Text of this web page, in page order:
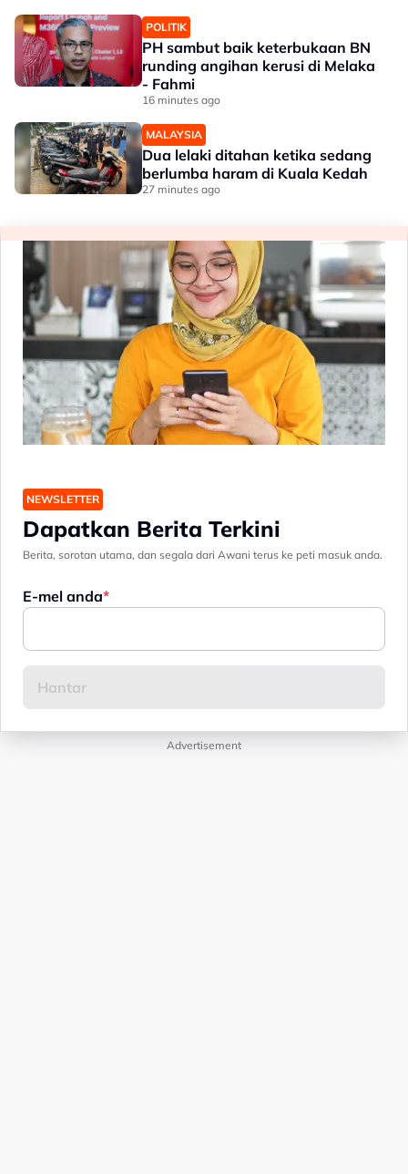
POLITIK
PH sambut baik keterbukaan BN
runding angihan kerusi di Melaka
- Fahmi
16 minutes ago
MALAYSIA
Dua lelaki ditahan ketika sedang
berlumba haram di Kuala Kedah
27 minutes ago
NEWSLETTER
Dapatkan Berita Terkini
Berita, sorotan utama, dan segala dari Awani terus ke peti masuk anda.
E-mel anda
Advertisement